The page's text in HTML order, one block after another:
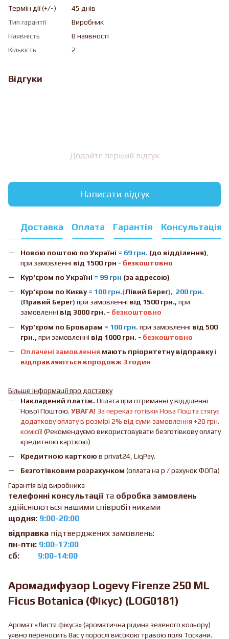
Термін дії (+/-)
45 днів
Тип гарантії
Виробник
Наявність
В наявності
Кількість
2
Відгуки
Додайте перший відгук
Написати відгук
Доставка Оплата Гарантія Консультація
Новою поштою по Україні = 69 грн. (до відділення)
при замовленні від 1500 грн - безкоштовно
Кур'єром по Україні = 99 грн (за адресою)
Кур'єром по Києву= 100 грн.(Лівий Берег), 200 грн.
(Правий Берег) при замовленні від 1500 грн., при
замовленні від 3000 грн. - безкоштовно
Кур'єром по Броварам = 100 грн. при замовленні від 500
грн., при замовленні від 1000 грн. - безкоштовно
Оплачені замовлення мають пріоритетну відправкуі
відправляються впродовж 3 годин
Більше інформації про доставку
Накладений платіж. Оплата при отриманні у відділенні
Нової Поштою. УВАГА! За переказ готівки Нова Пошта стягує
додаткову оплату в розмірі 2% від суми замовлення +20 грн.
комісії! (Рекомендуємо використовувати безготівкову оплату
кредитною карткою)
Кредитною карткою в privat24, LiqPay.
Безготівковим розрахунком (оплата на р / рахунок ФОПа)
Гарантія від виробника
телефонні консультації та обробка замовлень
здійснюються нашими співробітниками
щодня: 9:00-20:00
відправка підтверджених замовлень:
пн-птн: 9:00-17:00
сб:
9:00-14:00
Аромадифузор Logevy Firenze 250 ML
Ficus Botanica (Фікус) (LOG0181)
Аромат «Листя фікуса» (ароматична рідина зеленого кольору)
уявно переносить Вас у порослі високою травою поля Тоскани.